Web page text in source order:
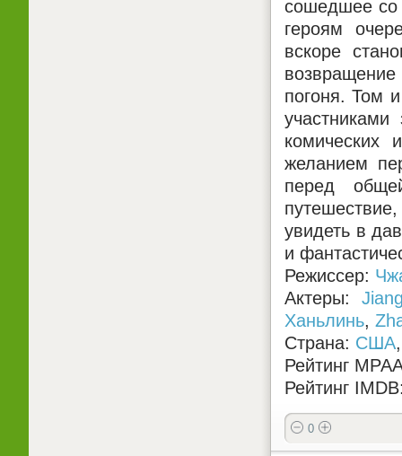
сошедшее со
героям
вскоре
погоня. Том
участниками
комических
желанием
перед
увидеть в
и
Режиссер:
Актеры:
Ханьлинь,
Страна: США
Рейтинг
Рейтинг
0